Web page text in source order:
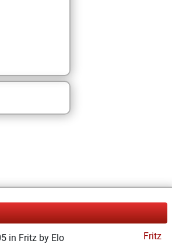
in Fritz by Elo
Fritz